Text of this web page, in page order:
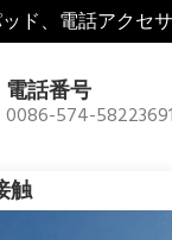
ド、電話アクセ
電話番号
0086-574-58223691
触